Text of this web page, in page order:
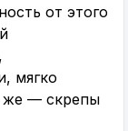
от этого
мягко
же — скрепы